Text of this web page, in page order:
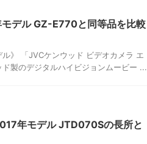
デル GZ-E770と同等品を比較
》 「JVCケンウッド ビデオカメラ エ
製のデジタルハイビジョンムービー ...
年モデル JTD070Sの長所と